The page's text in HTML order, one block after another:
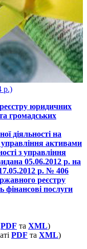
р.)
юридичних
громадських
діяльності на
управління активами
з управління
05.06.2012 р. на
р. № 406
реєстру
фінансові послуги
PDF та XML)
PDF та XML)